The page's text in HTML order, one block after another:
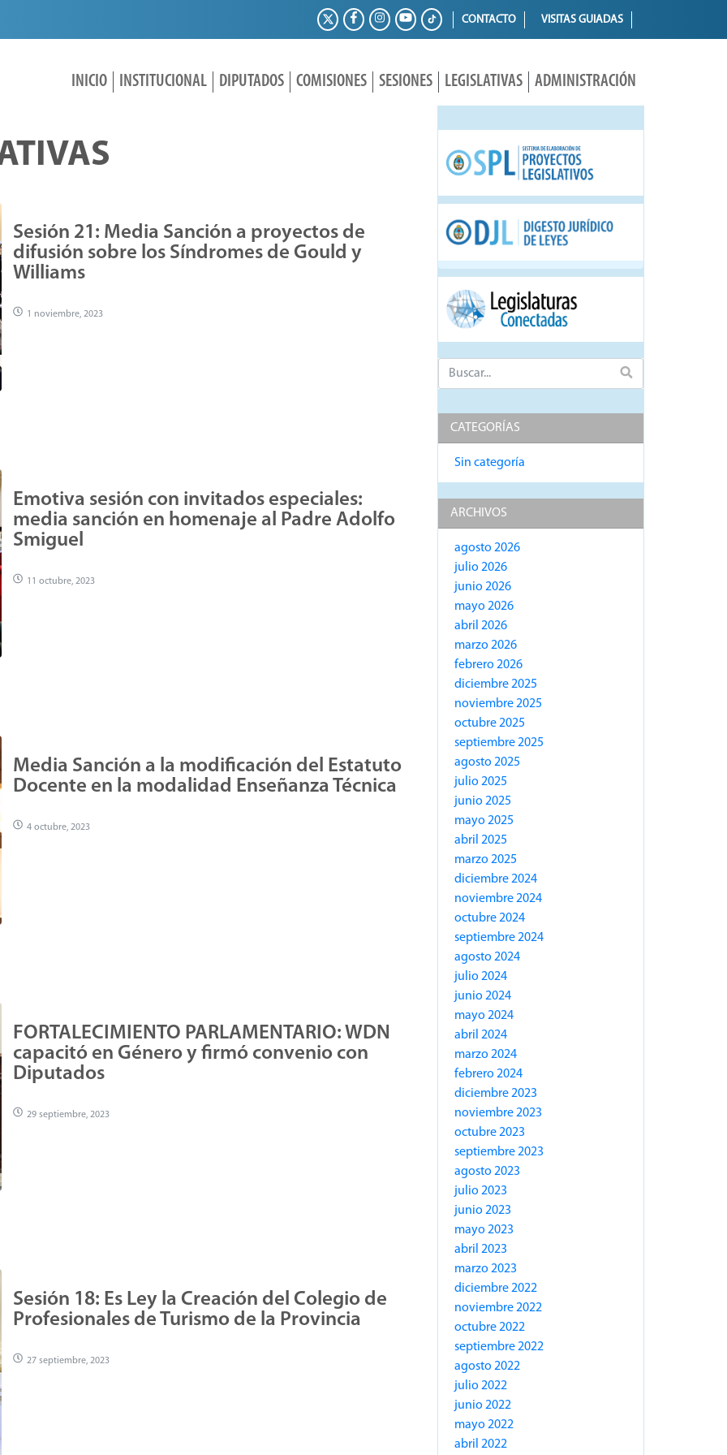
CONTACTO VISITAS GUIADAS
INICIO INSTITUCIONAL DIPUTADOS COMISIONES SESIONES LEGISLATIVAS ADMINISTRACIÓN
Sesión 21: Media Sanción a proyectos de
difusión sobre los Síndromes de Gould y
Williams
1 noviembre, 2023
Emotiva sesión con invitados especiales:
media sanción en homenaje al Padre Adolfo
Smiguel
11 octubre, 2023
Media Sanción a la modificación del Estatuto
Docente en la modalidad Enseñanza Técnica
4 octubre, 2023
FORTALECIMIENTO PARLAMENTARIO: WDN
capacitó en Género y firmó convenio con
Diputados
29 septiembre, 2023
Sesión 18: Es Ley la Creación del Colegio de
Profesionales de Turismo de la Provincia
27 septiembre, 2023
CATEGORÍAS
Sin categoría
ARCHIVOS
agosto 2026
julio 2026
junio 2026
mayo 2026
abril 2026
marzo 2026
febrero 2026
diciembre 2025
noviembre 2025
octubre 2025
septiembre 2025
agosto 2025
julio 2025
junio 2025
mayo 2025
abril 2025
marzo 2025
diciembre 2024
noviembre 2024
octubre 2024
septiembre 2024
agosto 2024
julio 2024
junio 2024
mayo 2024
abril 2024
marzo 2024
febrero 2024
diciembre 2023
noviembre 2023
octubre 2023
septiembre 2023
agosto 2023
julio 2023
junio 2023
mayo 2023
abril 2023
marzo 2023
diciembre 2022
noviembre 2022
octubre 2022
septiembre 2022
agosto 2022
julio 2022
junio 2022
mayo 2022
abril 2022